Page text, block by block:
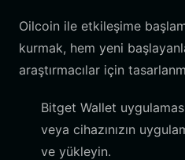
Oilcoin ile etkileşime
kurmak, hem yeni
araştırmacılar için
Bitget Wallet
veya cihazınızın
ve yükleyin.